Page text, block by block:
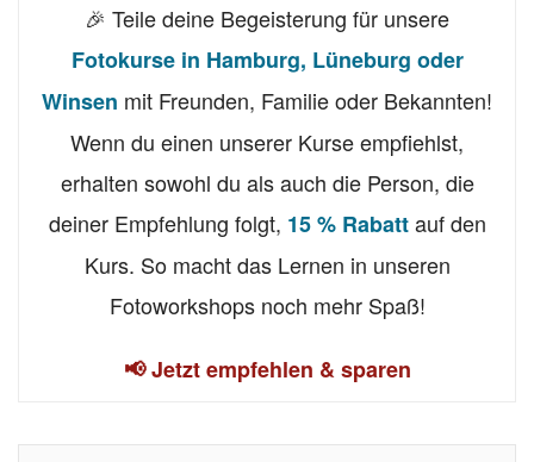
🎉 Teile deine Begeisterung für unsere
Fotokurse in Hamburg, Lüneburg oder
Winsen mit Freunden, Familie oder Bekannten!
Wenn du einen unserer Kurse empfiehlst,
erhalten sowohl du als auch die Person, die
deiner Empfehlung folgt, 15 % Rabattauf den
Kurs. So macht das Lernen in unseren
Fotoworkshops noch mehr Spaß!
📢 Jetzt empfehlen & sparen